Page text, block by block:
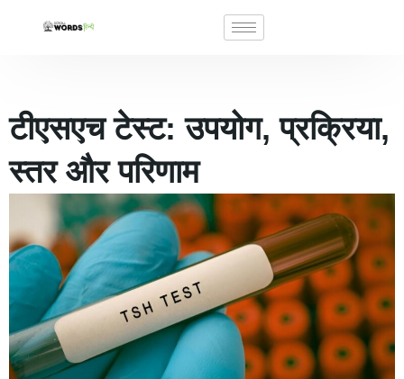
टीएसएच टेस्ट: उपयोग, प्रक्रिया,
स्तर और परिणाम